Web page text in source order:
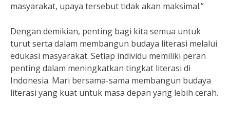
masyarakat, upaya tersebut tidak akan maksimal.”
Dengan demikian, penting bagi kita semua untuk
turut serta dalam membangun budaya literasi melalui
edukasi masyarakat. Setiap individu memiliki peran
penting dalam meningkatkan tingkat literasi di
Indonesia. Mari bersama-sama membangun budaya
literasi yang kuat untuk masa depan yang lebih cerah.